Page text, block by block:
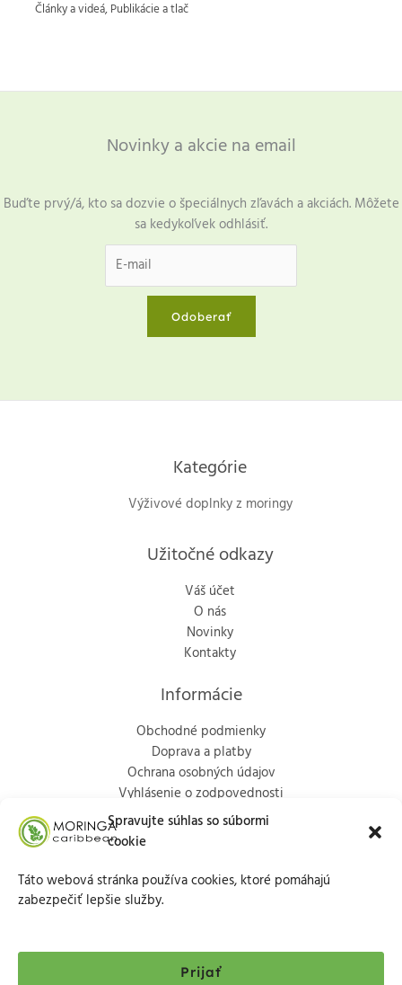
Spravujte súhlas so súbormi
cookie
Táto webová stránka používa cookies, ktoré pomáhajú
zabezpečiť lepšie služby.
Prijať
Články a videá, Publikácie a tlač
Novinky a akcie na email
Buďte prvý/á, kto sa dozvie o špeciálnych zľavách a akciách. Môžete
sa kedykoľvek odhlásiť.
Odoberať
Kategórie
Výživové doplnky z moringy
Užitočné odkazy
Váš účet
O nás
Novinky
Kontakty
Informácie
Obchodné podmienky
Doprava a platby
Ochrana osobných údajov
Vyhlásenie o zodpovednosti
Politika vrátenia
Marka Aurélia 65/9, Trenčín, 911 01